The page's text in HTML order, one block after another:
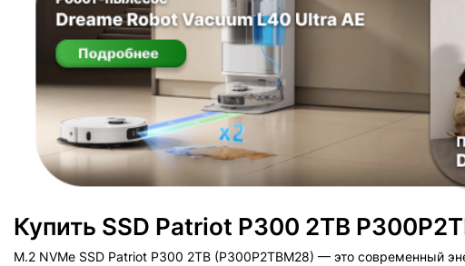
Купить SSD Patriot P300 2TB
M.2 NVMe SSD Patriot P300 2TB (P300P2TBM28) — это современный